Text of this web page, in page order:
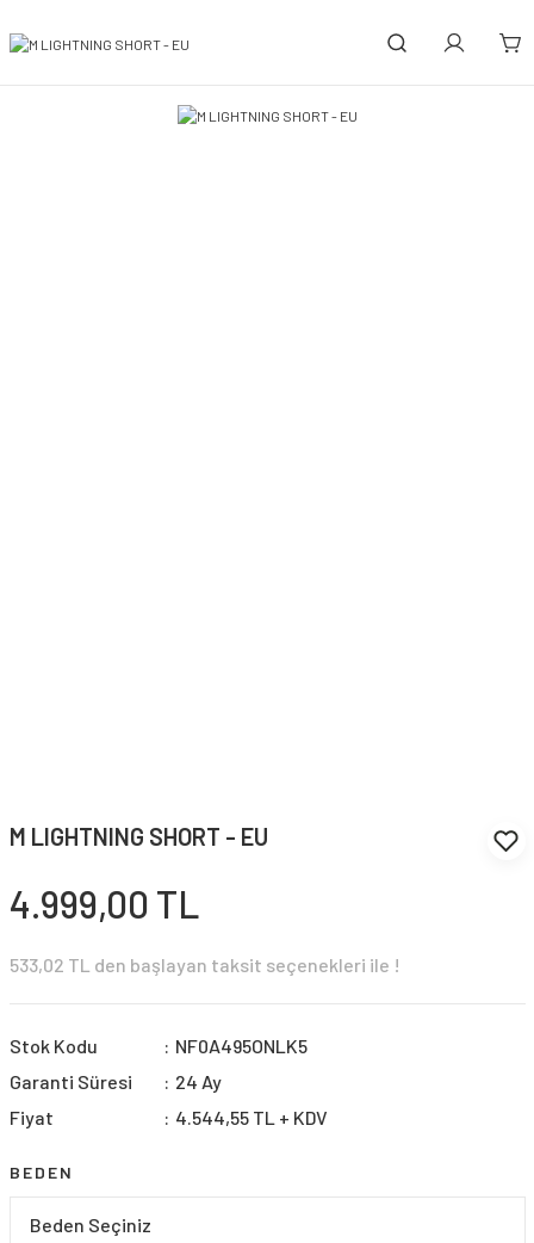
M LIGHTNING SHORT - EU
4.999,00 TL
533,02 TL den başlayan taksit seçenekleri ile !
Stok Kodu
NF0A495ONLK5
Garanti Süresi
24 Ay
Fiyat
4.544,55 TL + KDV
BEDEN